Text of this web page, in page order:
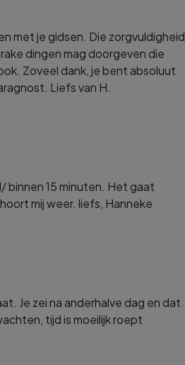
met je gidsen. Die zorgvuldigheid
dingen mag doorgeven die
Zoveel dank, je bent absoluut
Liefs van H.
binnen 15 minuten. Het gaat
mij weer. liefs, Hanneke
Je zei na anderhalve dag en dat
tijd is moeilijk roept